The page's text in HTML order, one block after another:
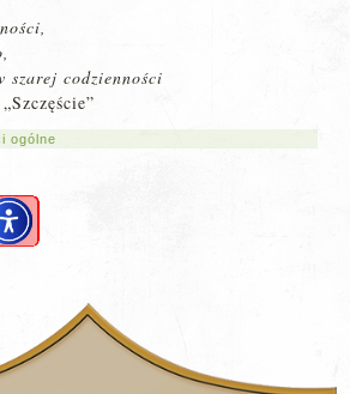
szarej codzienności
ogólne